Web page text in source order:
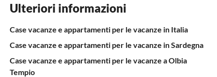
Ulteriori informazioni
Case vacanze e appartamenti per le vacanze in Italia
Case vacanze e appartamenti per le vacanze in Sardegna
Case vacanze e appartamenti per le vacanze a Olbia
Tempio